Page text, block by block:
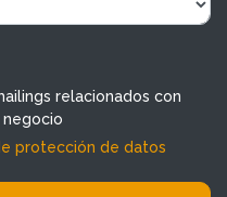
relacionados con
protección de datos